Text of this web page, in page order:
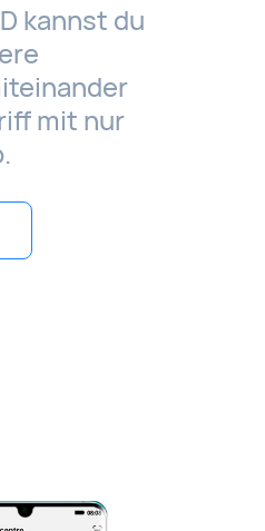
kannst du
mit nur